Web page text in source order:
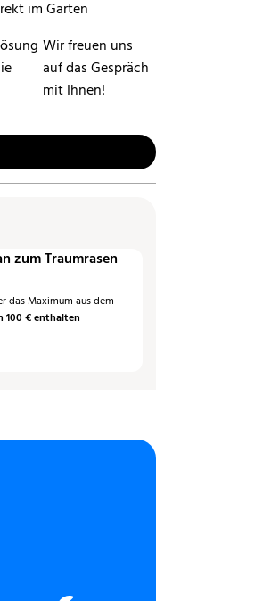
Wir freuen uns
auf das Gespräch
mit Ihnen!
zum Traumrasen
das Maximum aus dem
100 € enthalten